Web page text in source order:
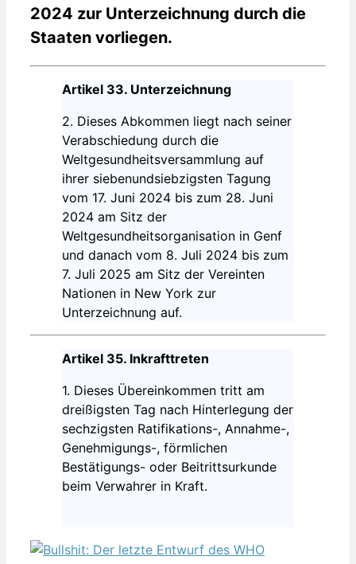
2024 zur Unterzeichnung durch die
Staaten vorliegen.
Artikel 33. Unterzeichnung
2. Dieses Abkommen liegt nach seiner
Verabschiedung durch die
Weltgesundheitsversammlung auf
ihrer siebenundsiebzigsten Tagung
vom 17. Juni 2024 bis zum 28. Juni
2024 am Sitz der
Weltgesundheitsorganisation in Genf
und danach vom 8. Juli 2024 bis zum
7. Juli 2025 am Sitz der Vereinten
Nationen in New York zur
Unterzeichnung auf.
Artikel 35. Inkrafttreten
1. Dieses Übereinkommen tritt am
dreißigsten Tag nach Hinterlegung der
sechzigsten Ratifikations-, Annahme-,
Genehmigungs-, förmlichen
Bestätigungs- oder Beitrittsurkunde
beim Verwahrer in Kraft.